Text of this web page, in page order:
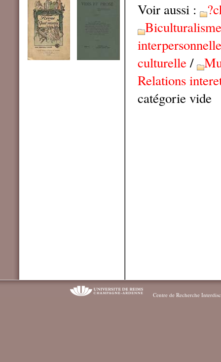
Voir aussi :
Biculturalisme
interpersonnelle
culturelle/
Relations
catégorie vide
Centre de Recherche